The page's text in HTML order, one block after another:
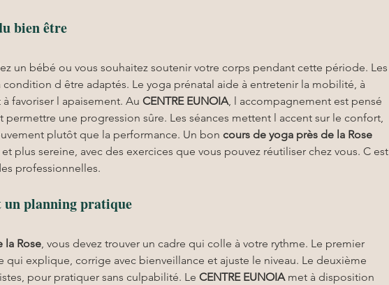
bien être
un bébé ou vous souhaitez soutenir votre corps pendant cette période. Les
d être adaptés. Le yoga prénatal aide à entretenir la mobilité, à
favoriser l apaisement. Au CENTRE EUNOIA, l accompagnement est pensé
une progression sûre. Les séances mettent l accent sur le confort,
plutôt que la performance. Un bon cours de yoga près de la Rose
plus sereine, avec des exercices que vous pouvez réutiliser chez vous. C est
professionnelles.
un planning pratique
la Rose, vous devez trouver un cadre qui colle à votre rythme. Le premier
explique, corrige avec bienveillance et ajuste le niveau. Le deuxième
pour pratiquer sans culpabilité. Le CENTRE EUNOIA met à disposition